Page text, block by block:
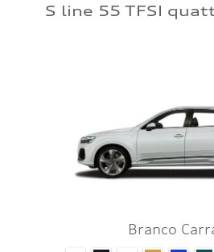
S line 55 TFSI
Branco